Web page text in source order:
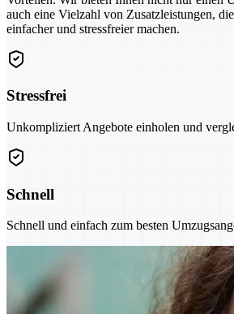
auch eine Vielzahl von Zusatzleistungen,
einfacher und stressfreier machen.
Stressfrei
Unkompliziert Angebote einholen und
Schnell
Schnell und einfach zum besten